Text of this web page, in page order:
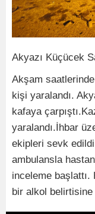
Akyazı Küçücek
Akşam
kişi yaralandı.
kafaya
yaralandı.İhbar
ekipleri sevk
ambulansla
inceleme
bir alkol belirtisine